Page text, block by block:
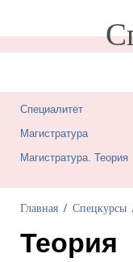
Специалитет
Магистратура
Магистратура. Теория
Главная Спецкурсы
Теория